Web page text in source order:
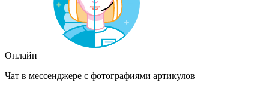
Онлайн
Чат в мессенджере с фотографиями артикулов